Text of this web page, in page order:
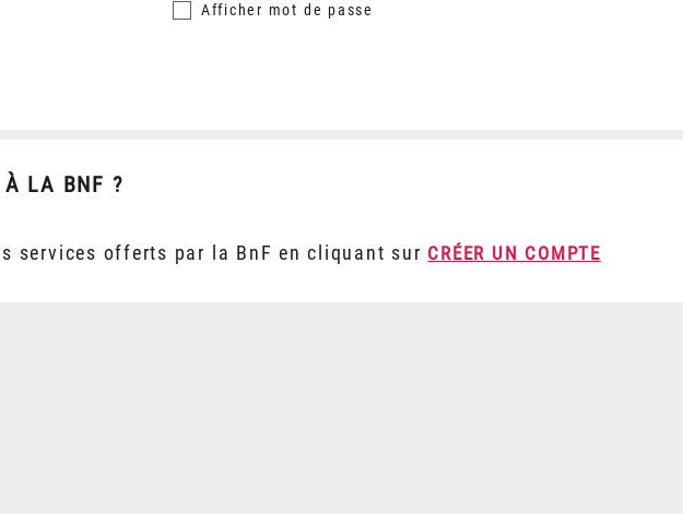
Afficher mot de passe
À LA BNF ?
services offerts par la BnF en cliquant sur CRÉER UN COMPTE